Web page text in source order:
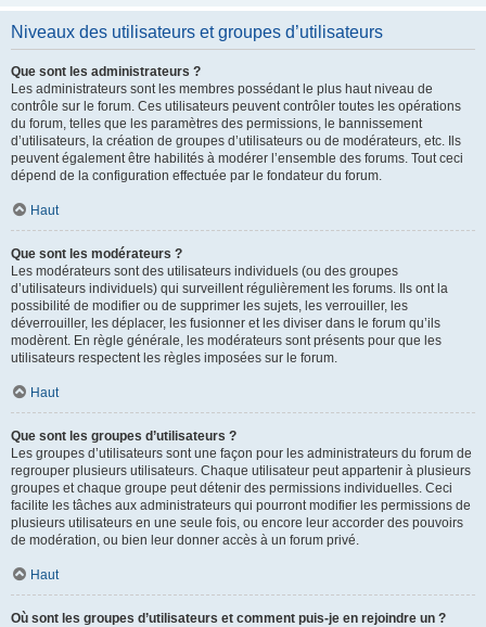
Niveaux des utilisateurs et groupes d’utilisateurs
Que sont les administrateurs ?
Les administrateurs sont les membres possédant le plus haut niveau de
contrôle sur le forum. Ces utilisateurs peuvent contrôler toutes les opérations
du forum, telles que les paramètres des permissions, le bannissement
d’utilisateurs, la création de groupes d’utilisateurs ou de modérateurs, etc. Ils
peuvent également être habilités à modérer l’ensemble des forums. Tout ceci
dépend de la configuration effectuée par le fondateur du forum.
Haut
Que sont les modérateurs ?
Les modérateurs sont des utilisateurs individuels (ou des groupes
d’utilisateurs individuels) qui surveillent régulièrement les forums. Ils ont la
possibilité de modifier ou de supprimer les sujets, les verrouiller, les
déverrouiller, les déplacer, les fusionner et les diviser dans le forum qu’ils
modèrent. En règle générale, les modérateurs sont présents pour que les
utilisateurs respectent les règles imposées sur le forum.
Haut
Que sont les groupes d’utilisateurs ?
Les groupes d’utilisateurs sont une façon pour les administrateurs du forum de
regrouper plusieurs utilisateurs. Chaque utilisateur peut appartenir à plusieurs
groupes et chaque groupe peut détenir des permissions individuelles. Ceci
facilite les tâches aux administrateurs qui pourront modifier les permissions de
plusieurs utilisateurs en une seule fois, ou encore leur accorder des pouvoirs
de modération, ou bien leur donner accès à un forum privé.
Haut
Où sont les groupes d’utilisateurs et comment puis-je en rejoindre un ?